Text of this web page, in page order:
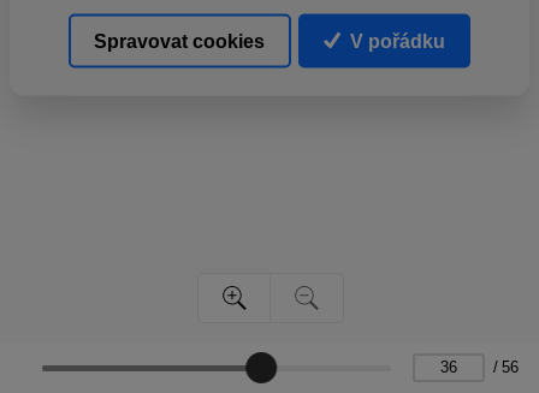
/ 56
Spravovat cookies V pořádku